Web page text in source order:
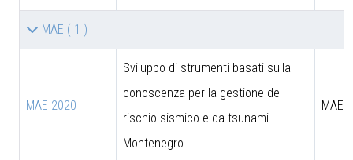
MAE ( 1 )
MAE 2020
Sviluppo di strumenti basati sulla
conoscenza per la gestione del
rischio sismico e da tsunami -
Montenegro
MAE